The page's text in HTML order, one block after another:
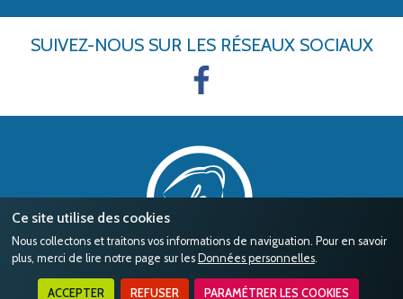
Ce site utilise des cookies
Nous collectons et traitons vos informations de naviguation. Pour en savoir
plus, merci de lire notre page sur les Données personnelles.
ACCEPTER REFUSER PARAMÉTRER LES COOKIES
SUIVEZ-NOUS SUR LES RÉSEAUX SOCIAUX